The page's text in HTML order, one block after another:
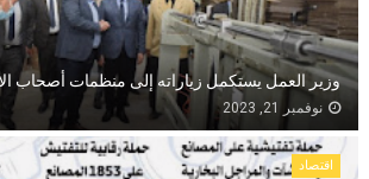
وزير العمل يستكمل زياراته إلى منظمات أصحاب
نوفمبر 21, 2023
اقتصاد